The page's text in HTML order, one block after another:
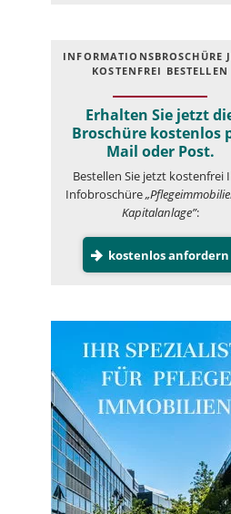
INFOR­MATIONS­BROSCHÜRE
KOSTEN­FREI BESTELLEN
Erhalten Sie jetzt
Broschüre kostenlos
Mail oder Post.
Bestellen Sie jetzt kostenfrei
Infobroschüre
Kapitalanlage”:
kostenlos anfordern